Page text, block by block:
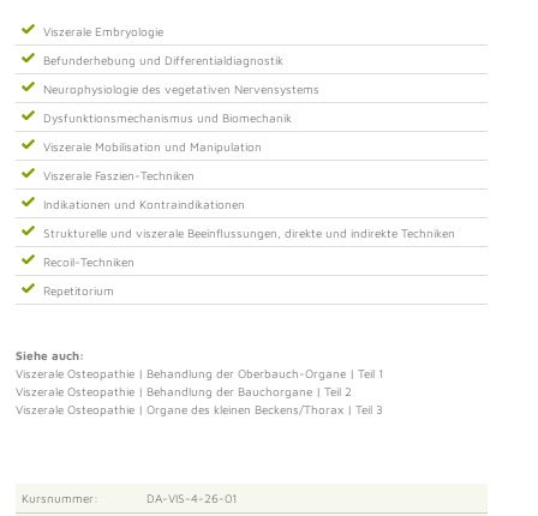
Viszerale Embryologie
Befunderhebung und Differentialdiagnostik
Neurophysiologie des vegetativen Nervensystems
Dysfunktionsmechanismus und Biomechanik
Viszerale Mobilisation und Manipulation
Viszerale Faszien-Techniken
Indikationen und Kontraindikationen
Strukturelle und viszerale Beeinflussungen, direkte und indirekte Techniken
Recoil-Techniken
Repetitorium
Siehe auch:
Viszerale Osteopathie | Behandlung der Oberbauch-Organe | Teil 1
Viszerale Osteopathie | Behandlung der Bauchorgane | Teil 2
Viszerale Osteopathie | Organe des kleinen Beckens/Thorax | Teil 3
Kursnummer: DA-VIS-4-26-01